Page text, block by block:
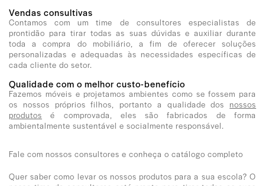
Vendas consultivas
Contamos com um time de consultores especialistas de
prontidão para tirar todas as suas dúvidas e auxiliar durante
toda a compra do mobiliário, a fim de oferecer soluções
personalizadas e adequadas às necessidades específicas de
cada cliente do setor.
Qualidade com o melhor custo-benefício
Fazemos móveis e projetamos ambientes como se fossem para
os nossos próprios filhos, portanto a qualidade dos nossos
produtos é comprovada, eles são fabricados de forma
ambientalmente sustentável e socialmente responsável.
Fale com nossos consultores e conheça o catálogo completo
Quer saber como levar os nossos produtos para a sua escola? O